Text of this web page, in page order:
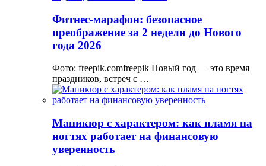
Фитнес-марафон: безопасное
преображение за 2 недели до Нового
года 2026
Фото: freepik.comfreepik Новый год — это время
праздников, встреч с …
Маникюр с характером: как пламя на
ногтях работает на финансовую
уверенность